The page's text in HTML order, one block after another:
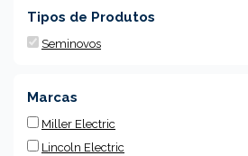
Tipos de Produtos
Seminovos
Marcas
Miller Electric
Lincoln Electric